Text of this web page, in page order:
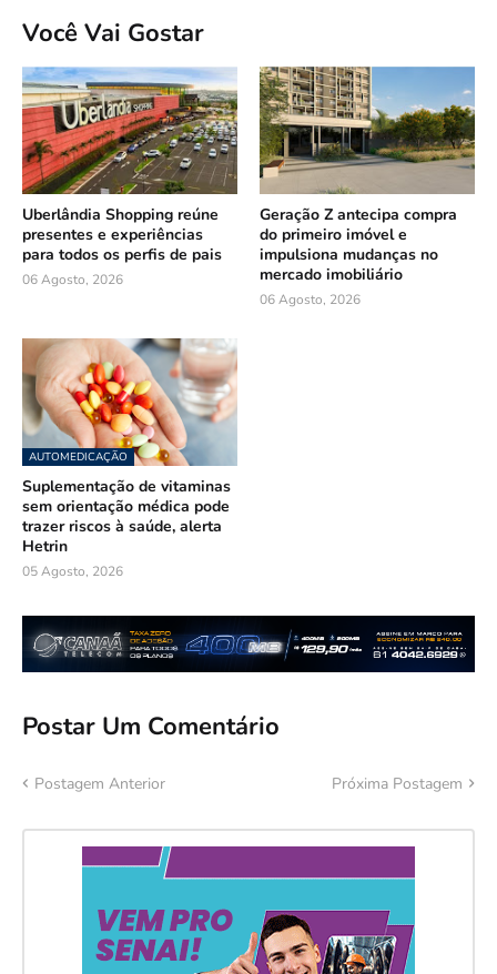
Você Vai Gostar
Uberlândia Shopping reúne
presentes e experiências
para todos os perfis de pais
06 Agosto, 2026
Geração Z antecipa compra
do primeiro imóvel e
impulsiona mudanças no
mercado imobiliário
06 Agosto, 2026
AUTOMEDICAÇÃO
Suplementação de vitaminas
sem orientação médica pode
trazer riscos à saúde, alerta
Hetrin
05 Agosto, 2026
Postar Um Comentário
Postagem Anterior Próxima Postagem